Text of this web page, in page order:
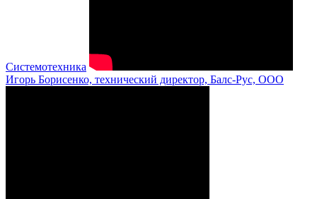
Системотехника
Игорь Борисенко, технический директор, Балс-Рус, ООО